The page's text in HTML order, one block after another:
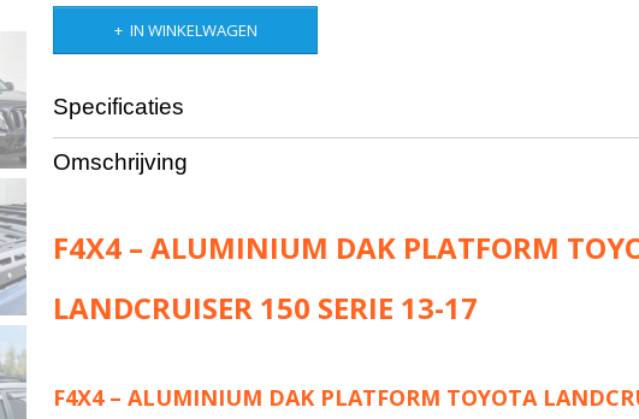
IN WINKELWAGEN
Specificaties
Productcode leverancier
Netto gewicht
Omschrijving
F4X4 – ALUMINIUM DAK PLATFORM
LANDCRUISER 150 SERIE 13-17
F4X4 – ALUMINIUM DAK PLATFORM TOYOTA